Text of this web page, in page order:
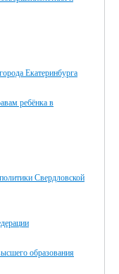
Екатеринбурга
ребёнка в
Свердловской
образования